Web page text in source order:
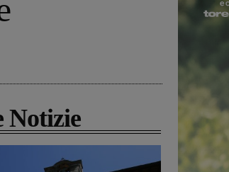
Notizie